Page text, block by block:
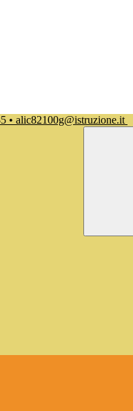
• alic82100g@istruzione.it